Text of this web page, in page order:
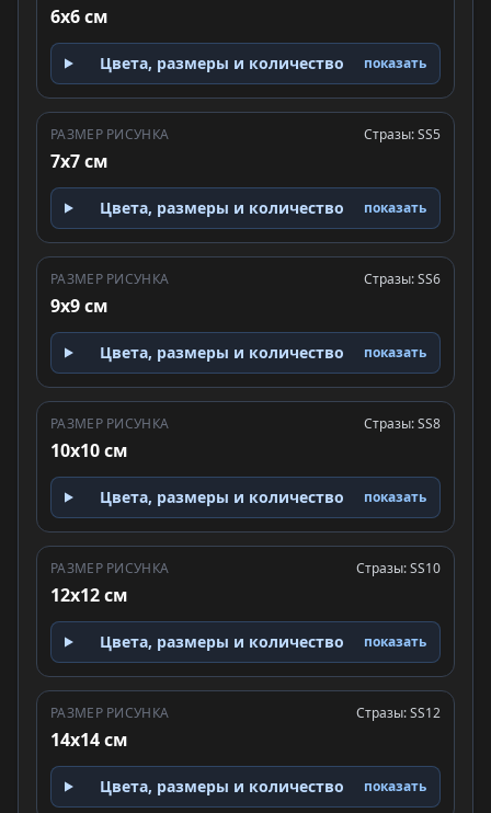
6x6 см
Цвета, размеры и количество показать
РАЗМЕР РИСУНКА
7x7 см
Стразы: SS5
Цвета, размеры и количество показать
РАЗМЕР РИСУНКА
9x9 см
Стразы: SS6
Цвета, размеры и количество показать
РАЗМЕР РИСУНКА
10x10 см
Стразы: SS8
Цвета, размеры и количество показать
РАЗМЕР РИСУНКА
12x12 см
Стразы: SS10
Цвета, размеры и количество показать
РАЗМЕР РИСУНКА
14x14 см
Стразы: SS12
Цвета, размеры и количество показать